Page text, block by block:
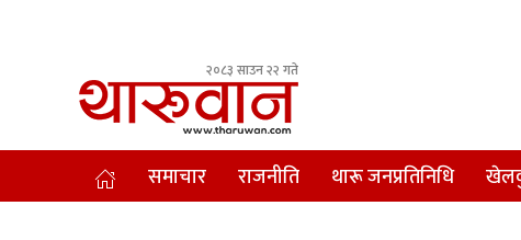
२०८३ साउन २२ गते
Leading Newsportal from Tharu Community Nepal.
समाचार राजनीति थारू जनप्रतिनिधि